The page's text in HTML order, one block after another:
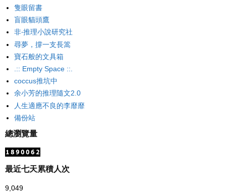
隻眼留書
盲眼貓頭鷹
非‧推理小說研究社
尋夢，撐一支長篙
寶石般的文具箱
.:: Empty Space ::.
coccus推坑中
余小芳的推理隨文2.0
人生適應不良的李靡靡
備份站
總瀏覽量
最近七天累積人次
9,049